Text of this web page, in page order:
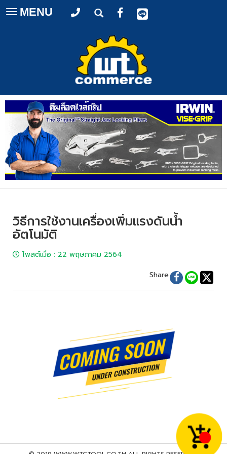
Toggle
MENU
วิธีการใช้งานเครื่องเพิ่มแรงดันน้ำ
อัตโนมัติ
โพสต์เมื่อ : 22 พฤษภาคม 2564
Share